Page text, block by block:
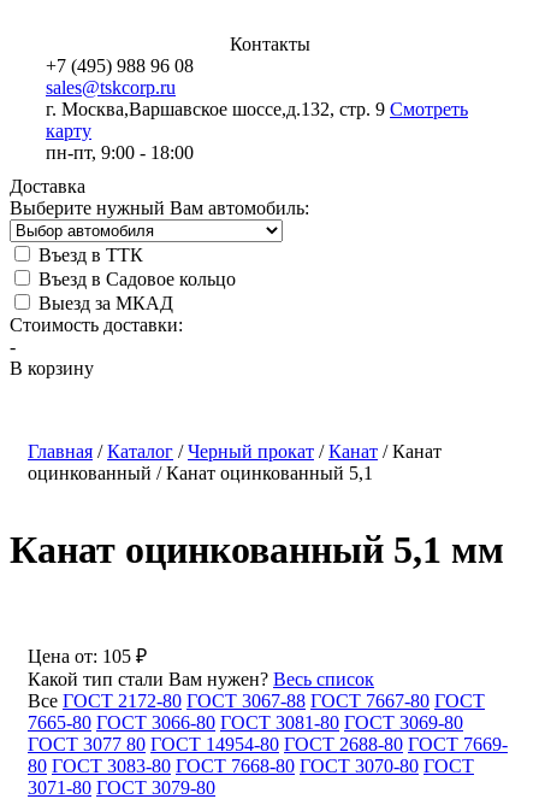
Контакты
+7 (495) 988 96 08
sales@tskcorp.ru
г. Москва,Варшавское шоссе,д.132, стр. 9 Смотреть
карту
пн-пт, 9:00 - 18:00
Доставка
Выберите нужный Вам автомобиль:
Въезд в ТТК
Въезд в Садовое кольцо
Выезд за МКАД
Стоимость доставки:
-
В корзину
Главная /Каталог /Черный прокат /Канат /Канат
оцинкованный /Канат оцинкованный 5,1
Канат оцинкованный 5,1 мм
Цена от: 105 ₽
Какой тип стали Вам нужен? Весь список
Все ГОСТ 2172-80 ГОСТ 3067-88 ГОСТ 7667-80 ГОСТ
7665-80 ГОСТ 3066-80 ГОСТ 3081-80 ГОСТ 3069-80
ГОСТ 3077 80 ГОСТ 14954-80 ГОСТ 2688-80 ГОСТ 7669-
80 ГОСТ 3083-80 ГОСТ 7668-80 ГОСТ 3070-80 ГОСТ
3071-80 ГОСТ 3079-80